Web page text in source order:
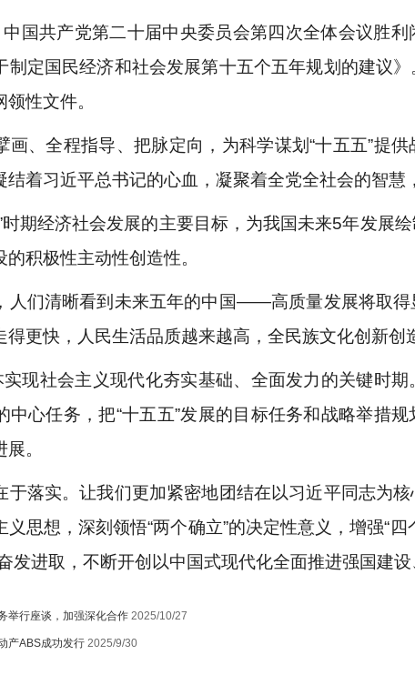
1
国共产党第二十届中央委员会第四次全体会议胜
制定国民经济和社会发展第十五个五年规划的建议
性文件。
画、全程指导、把脉定向，为科学谋划“十五五”提
结着习近平总书记的心血，凝聚着全党全社会的智慧
时期经济社会发展的主要目标，为我国未来5年发展
积极性主动性创造性。
人们清晰看到未来五年的中国——高质量发展将取得
得更快，人民生活品质越来越高，全民族文化创新
实现社会主义现代化夯实基础、全面发力的关键时
中心任务，把“十五五”发展的目标任务和战略举措
。
于落实。让我们更加紧密地团结在以习近平同志为
思想，深刻领悟“两个确立”的决定性意义，增强“四
发进取，不断开创以中国式现代化全面推进强国建设
举行座谈，加强深化合作 2025/10/27
产ABS成功发行 2025/9/30